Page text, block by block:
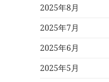
2025年8月
2025年7月
2025年6月
2025年5月